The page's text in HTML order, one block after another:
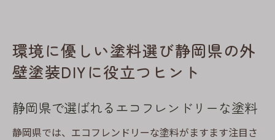
環境に優しい塗料選び静岡県の外
壁塗装DIYに役立つヒント
静岡県で選ばれるエコフレンドリーな塗料
静岡県では、エコフレンドリーな塗料がますます注目さ